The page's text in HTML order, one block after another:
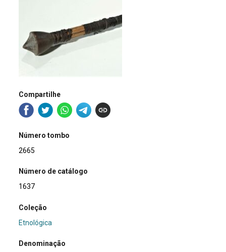
Compartilhe
Número tombo
2665
Número de catálogo
1637
Coleção
Etnológica
Denominação